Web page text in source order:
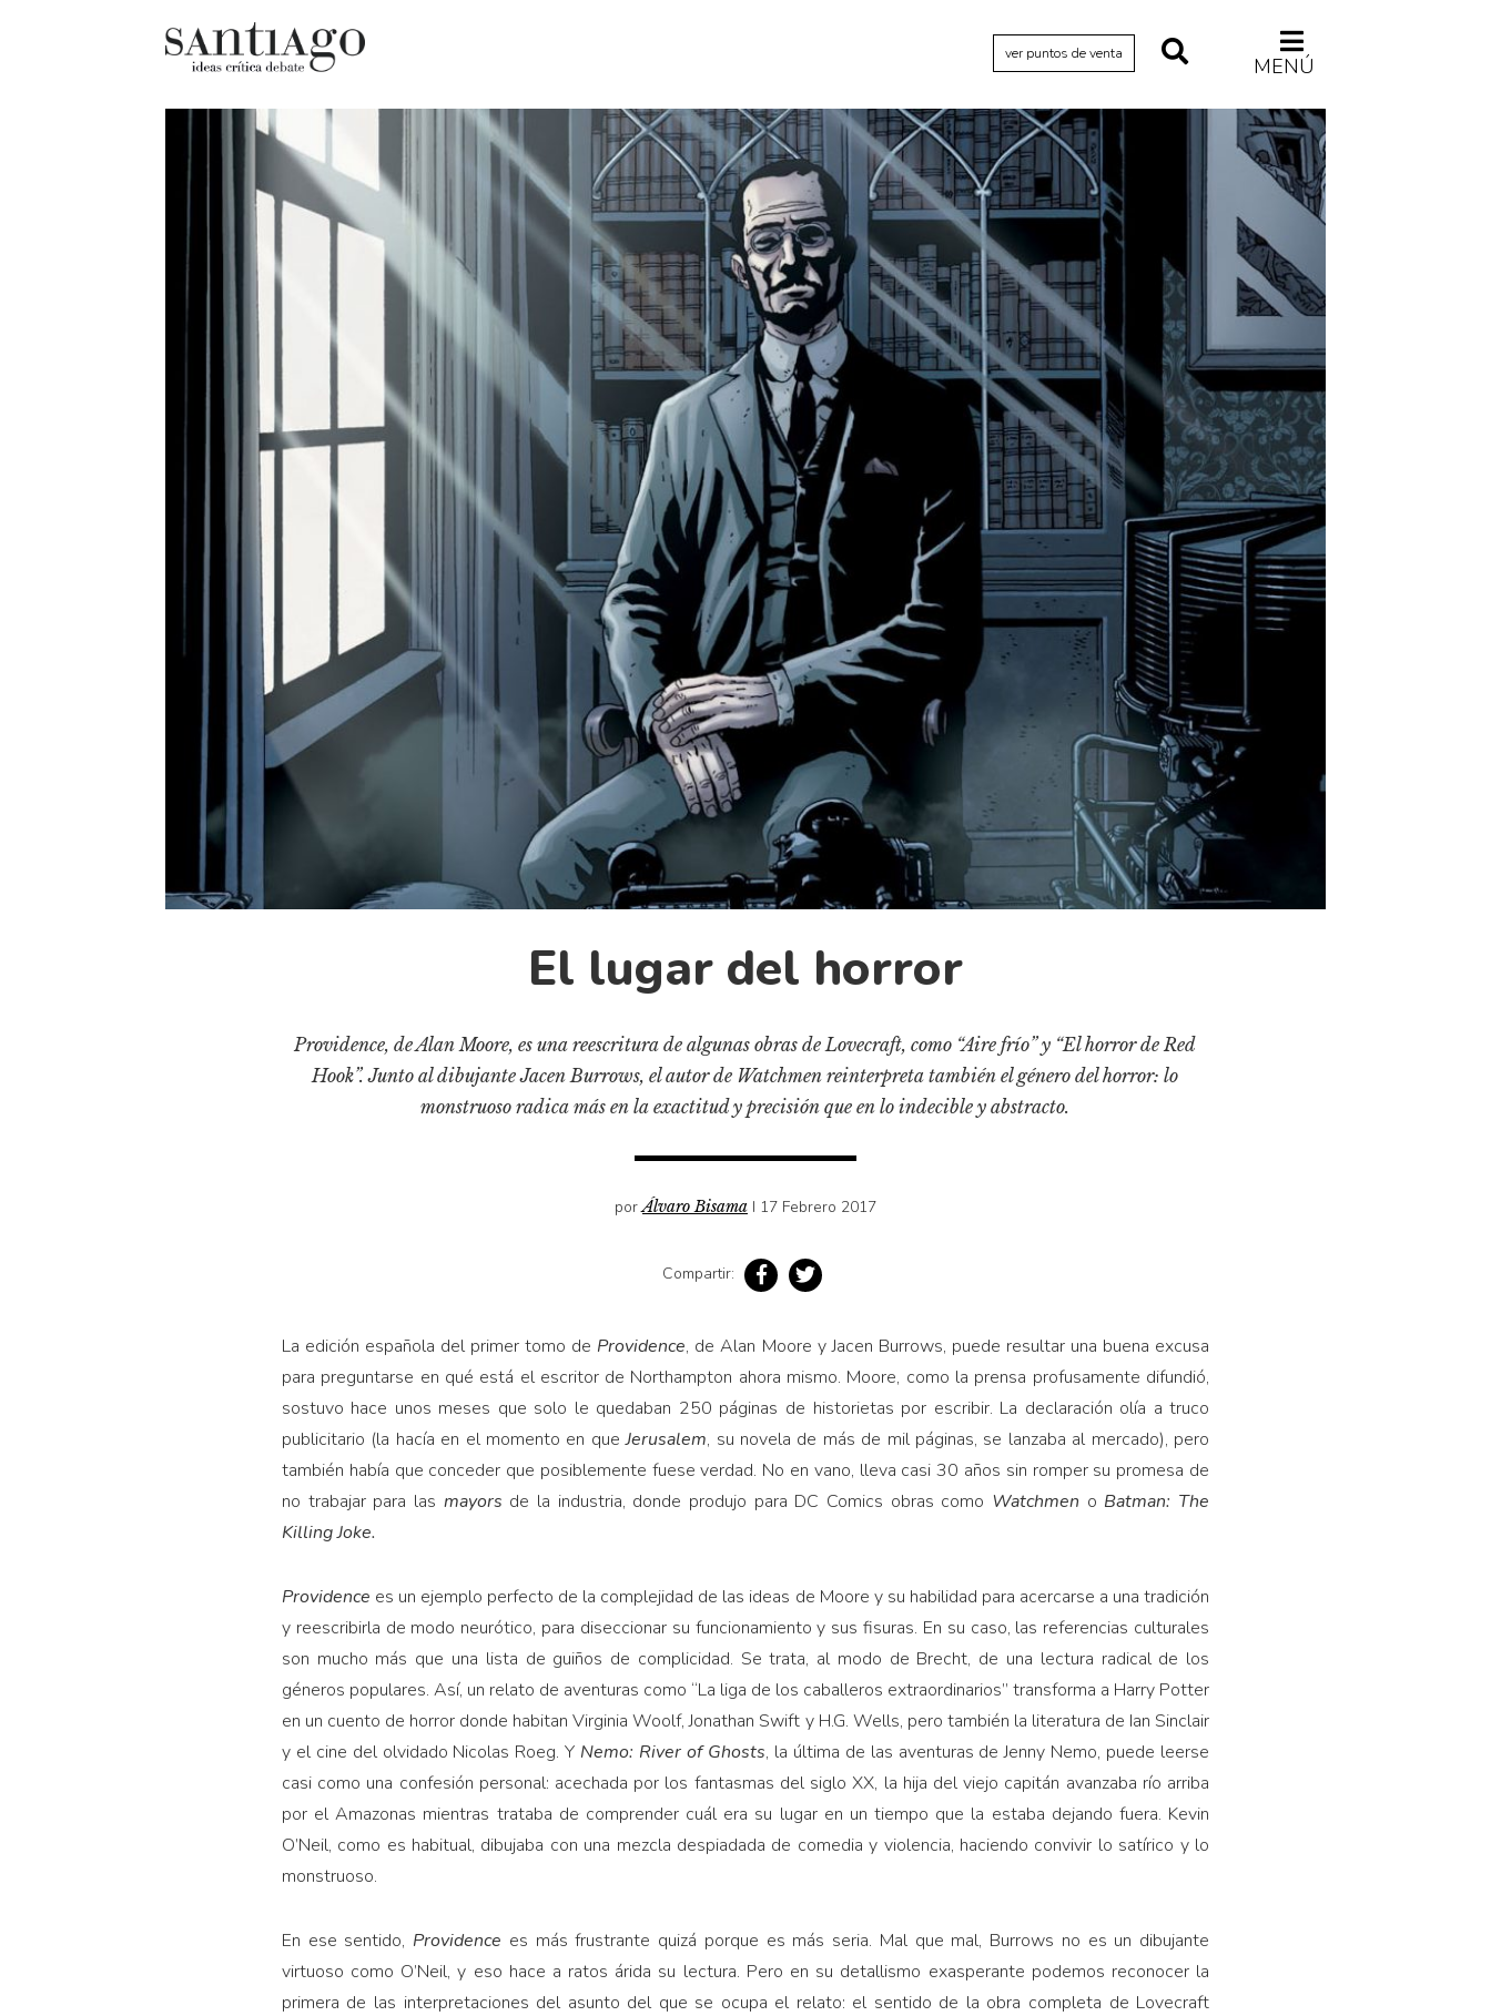
ver puntos de venta MENÚ
Arquetipos de situación
Artes visuales
Cine y televisión
Cultura
Diccionario portátil de la literatura
chilena
Documentos
Fragmentos
Gran reserva
Historia
Historia material de los libros
Lagunas mentales
Libros
Libros usados
Literatura
Medioambiente
Narrativas visuales
Pensamiento
Pensamiento ilustrado
Personaje
Personajes secundarios
Política
Relecturas
Sociedad
Turismo accidental
Vidas paralelas
Voces y lecturas
El lugar del horror
Providence, de Alan Moore, es una reescritura de algunas obras de Lovecraft, como “Aire frío” y “El horror de Red
Hook”. Junto al dibujante Jacen Burrows, el autor de Watchmen reinterpreta también el género del horror: lo
monstruoso radica más en la exactitud y precisión que en lo indecible y abstracto.
porÁlvaro Bisama I 17 Febrero 2017
Compartir:
La edición española del primer tomo de Providence, de Alan Moore y Jacen Burrows, puede resultar una buena excusa
para preguntarse en qué está el escritor de Northampton ahora mismo. Moore, como la prensa profusamente difundió,
sostuvo hace unos meses que solo le quedaban 250 páginas de historietas por escribir. La declaración olía a truco
publicitario (la hacía en el momento en queJerusalem, su novela de más de mil páginas, se lanzaba al mercado), pero
también había que conceder que posiblemente fuese verdad. No en vano, lleva casi 30 años sin romper su promesa de
no trabajar para las mayors de la industria, donde produjo para DC Comics obras como Watchmen o Batman: The
Killing Joke.
Providence es un ejemplo perfecto de la complejidad de las ideas de Moore y su habilidad para acercarse a una tradición
y reescribirla de modo neurótico, para diseccionar su funcionamiento y sus fisuras. En su caso, las referencias culturales
son mucho más que una lista de guiños de complicidad. Se trata, al modo de Brecht, de una lectura radical de los
géneros populares. Así, un relato de aventuras como “La liga de los caballeros extraordinarios” transforma a Harry Potter
en un cuento de horror donde habitan Virginia Woolf, Jonathan Swift y H.G. Wells, pero también la literatura de Ian Sinclair
y el cine del olvidado Nicolas Roeg. Y Nemo: River of Ghosts, la última de las aventuras de Jenny Nemo, puede leerse
casi como una confesión personal: acechada por los fantasmas del siglo XX, la hija del viejo capitán avanzaba río arriba
por el Amazonas mientras trataba de comprender cuál era su lugar en un tiempo que la estaba dejando fuera. Kevin
O’Neil, como es habitual, dibujaba con una mezcla despiadada de comedia y violencia, haciendo convivir lo satírico y lo
monstruoso.
En ese sentido, Providence es más frustrante quizá porque es más seria. Mal que mal, Burrows no es un dibujante
virtuoso como O’Neil, y eso hace a ratos árida su lectura. Pero en su detallismo exasperante podemos reconocer la
primera de las interpretaciones del asunto del que se ocupa el relato: el sentido de la obra completa de Lovecraft